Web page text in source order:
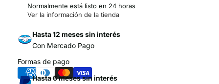
Normalmente está listo en 24 horas
Ver la información de la tienda
Hasta 12 meses sin interés
Con Mercado Pago
Hasta 6 meses sin interés
Formas de pago